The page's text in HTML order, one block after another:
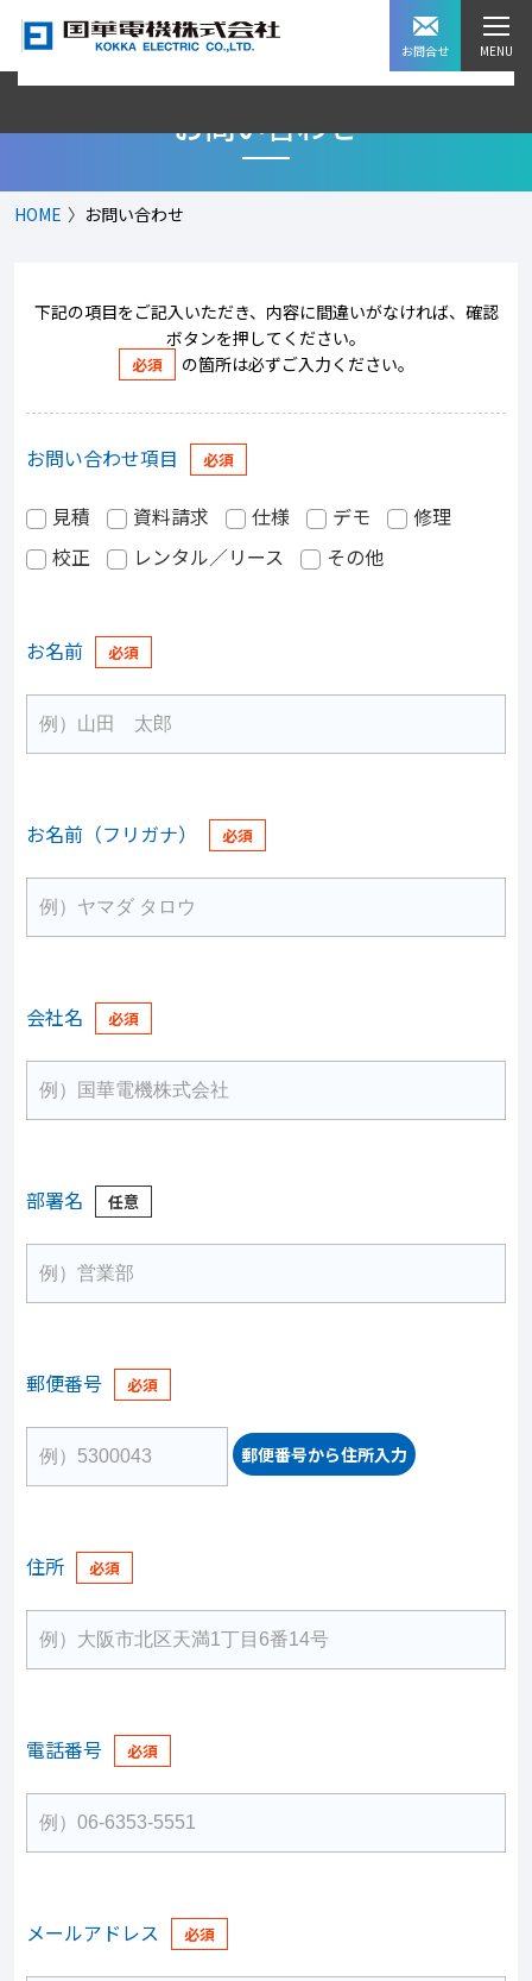
お問合せ
お問い合わせ
HOME お問い合わせ
下記の項目をご記入いただき、内容に間違いがなければ、確認
ボタンを押してください。
の箇所は必ずご入力ください。
お問い合わせ項目
見積 資料請求 仕様 デモ
修理
校正
レンタル／リース その他
お名前
お名前（フリガナ）
会社名
部署名
郵便番号
郵便番号から住所入力
住所
電話番号
メールアドレス